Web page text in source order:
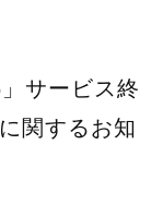
サービス終
関するお知